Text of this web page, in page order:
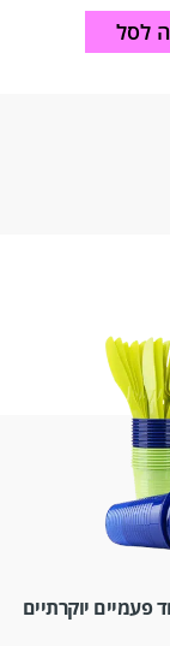
לסל
יוקרתיים